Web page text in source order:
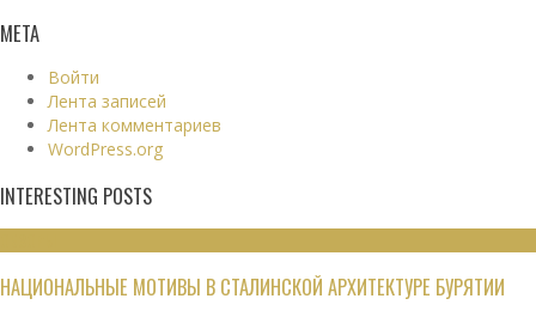
МЕТА
Войти
Лента записей
Лента комментариев
WordPress.org
INTERESTING POSTS
НАЦИОНАЛЬНЫЕ МОТИВЫ В СТАЛИНСКОЙ АРХИТЕКТУРЕ БУРЯТИИ